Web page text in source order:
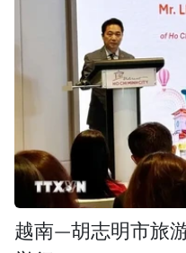
越南—胡志明市旅